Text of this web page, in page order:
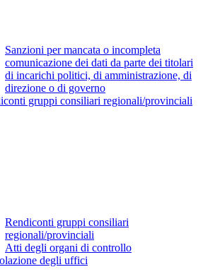
Sanzioni per mancata o incompleta
comunicazione dei dati da parte dei titolari
di incarichi politici, di amministrazione, di
direzione o di governo
gruppi consiliari regionali/provinciali
Rendiconti gruppi consiliari
regionali/provinciali
Atti degli organi di controllo
degli uffici